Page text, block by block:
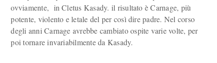
ovviamente, in Cletus Kasady. il risultato è Carnage, più
potente, violento e letale del per così dire padre. Nel corso
degli anni Carnage avrebbe cambiato ospite varie volte, per
poi tornare invariabilmente da Kasady.